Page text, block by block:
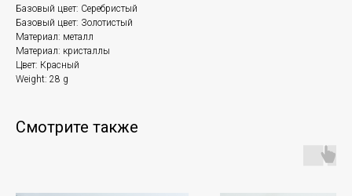
Базовый цвет: Серебристый
Базовый цвет: Золотистый
Материал: металл
Материал: кристаллы
Цвет: Красный
Weight: 28 g
Смотрите также